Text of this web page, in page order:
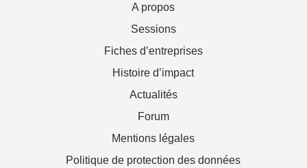
A propos
Sessions
Fiches d’entreprises
Histoire d’impact
Actualités
Forum
Mentions légales
Politique de protection des données